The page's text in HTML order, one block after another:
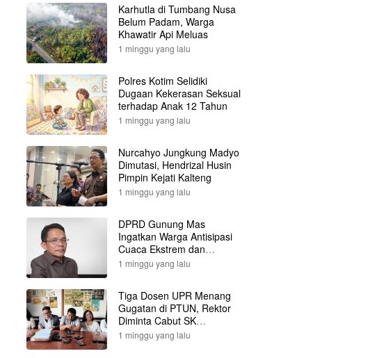
Karhutla di Tumbang Nusa
Belum Padam, Warga
Khawatir Api Meluas
1 minggu yang lalu
Polres Kotim Selidiki
Dugaan Kekerasan Seksual
terhadap Anak 12 Tahun
1 minggu yang lalu
Nurcahyo Jungkung Madyo
Dimutasi, Hendrizal Husin
Pimpin Kejati Kalteng
1 minggu yang lalu
DPRD Gunung Mas
Ingatkan Warga Antisipasi
Cuaca Ekstrem dan
Karhutla
1 minggu yang lalu
Tiga Dosen UPR Menang
Gugatan di PTUN, Rektor
Diminta Cabut SK
Pemberhentian
1 minggu yang lalu